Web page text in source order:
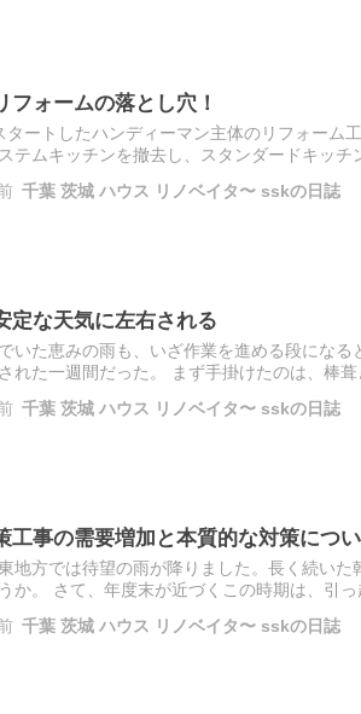
フォームの落とし穴！
タートしたハンディーマン主体のリフォーム
テムキッチンを撤去し、スタンダードキッ
千葉 茨城 ハウス リノベイタ〜 sskの日誌
定な天気に左右される
いた恵みの雨も、いざ作業を進める段にな
れた一週間だった。 まず手掛けたのは、棒
千葉 茨城 ハウス リノベイタ〜 sskの日誌
工事の需要増加と本質的な対策につ
地方では待望の雨が降りました。長く続い
か。 さて、年度末が近づくこの時期は、引
千葉 茨城 ハウス リノベイタ〜 sskの日誌